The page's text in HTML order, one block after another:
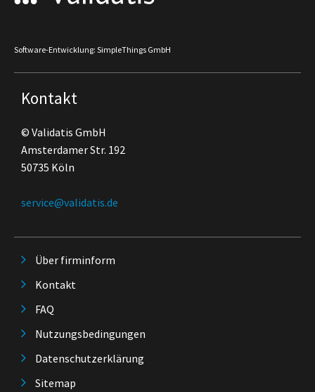
Software-Entwicklung: SimpleThings GmbH
Kontakt
© Validatis GmbH
Amsterdamer Str. 192
50735 Köln
service@validatis.de
Über firminform
Kontakt
FAQ
Nutzungsbedingungen
Datenschutzerklärung
Sitemap